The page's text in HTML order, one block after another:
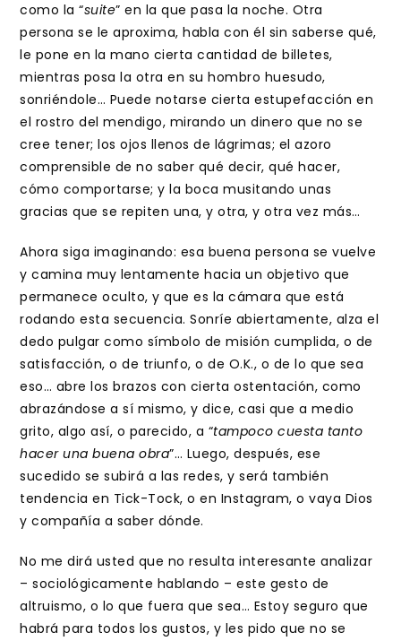
como la “suite” en la que pasa la noche. Otra
persona se le aproxima, habla con él sin saberse qué,
le pone en la mano cierta cantidad de billetes,
mientras posa la otra en su hombro huesudo,
sonriéndole… Puede notarse cierta estupefacción en
el rostro del mendigo, mirando un dinero que no se
cree tener; los ojos llenos de lágrimas; el azoro
comprensible de no saber qué decir, qué hacer,
cómo comportarse; y la boca musitando unas
gracias que se repiten una, y otra, y otra vez más…
Ahora siga imaginando: esa buena persona se vuelve
y camina muy lentamente hacia un objetivo que
permanece oculto, y que es la cámara que está
rodando esta secuencia. Sonríe abiertamente, alza el
dedo pulgar como símbolo de misión cumplida, o de
satisfacción, o de triunfo, o de O.K., o de lo que sea
eso… abre los brazos con cierta ostentación, como
abrazándose a sí mismo, y dice, casi que a medio
grito, algo así, o parecido, a “tampoco cuesta tanto
hacer una buena obra”… Luego, después, ese
sucedido se subirá a las redes, y será también
tendencia en Tick-Tock, o en Instagram, o vaya Dios
y compañía a saber dónde.
No me dirá usted que no resulta interesante analizar
– sociológicamente hablando – este gesto de
altruismo, o lo que fuera que sea… Estoy seguro que
habrá para todos los gustos, y les pido que no se